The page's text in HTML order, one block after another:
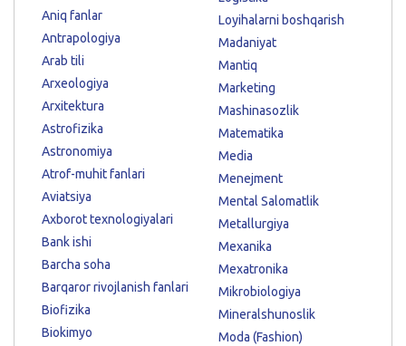
Aniq fanlar
Antrapologiya
Arab tili
Arxeologiya
Arxitektura
Astrofizika
Astronomiya
Atrof-muhit fanlari
Aviatsiya
Axborot texnologiyalari
Bank ishi
Barcha soha
Barqaror rivojlanish fanlari
Biofizika
Biokimyo
Loyihalarni boshqarish
Madaniyat
Mantiq
Marketing
Mashinasozlik
Matematika
Media
Menejment
Mental Salomatlik
Metallurgiya
Mexanika
Mexatronika
Mikrobiologiya
Mineralshunoslik
Moda (Fashion)